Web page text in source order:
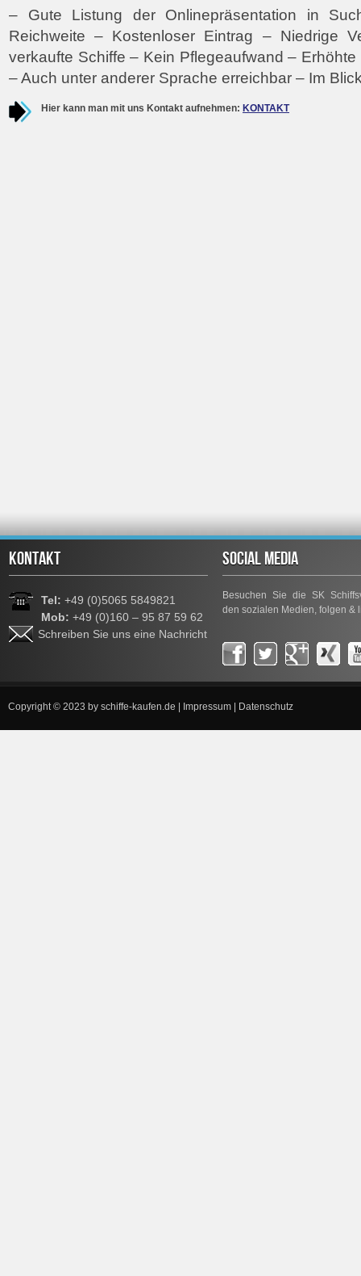
– Gute Listung der Onlinepräsentation in
Reichweite – Kostenloser Eintrag – Niedrige
verkaufte Schiffe – Kein Pflegeaufwand –
– Auch unter anderer Sprache erreichbar – Im
Hier kann man mit uns Kontakt aufnehmen: KONTAKT
KONTAKT
Tel: +49 (0)5065 5849821
Mob: +49 (0)160 – 95 87 59 62
Schreiben Sie uns eine Nachricht
SOCIAL MEDIA
Besuchen Sie die SK
den sozialen Medien, folgen &
Copyright © 2023 by schiffe-kaufen.de Impressum Datenschutz